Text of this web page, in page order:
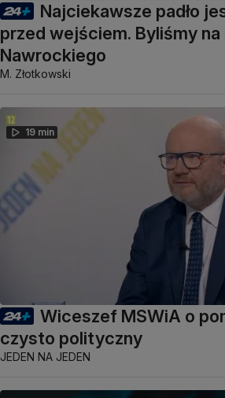
Najciekawsze padło
przed wejściem. Byliśmy na
Nawrockiego
M. Złotkowski
19 min
Wiceszef MSWiA o
czysto polityczny
JEDEN NA JEDEN